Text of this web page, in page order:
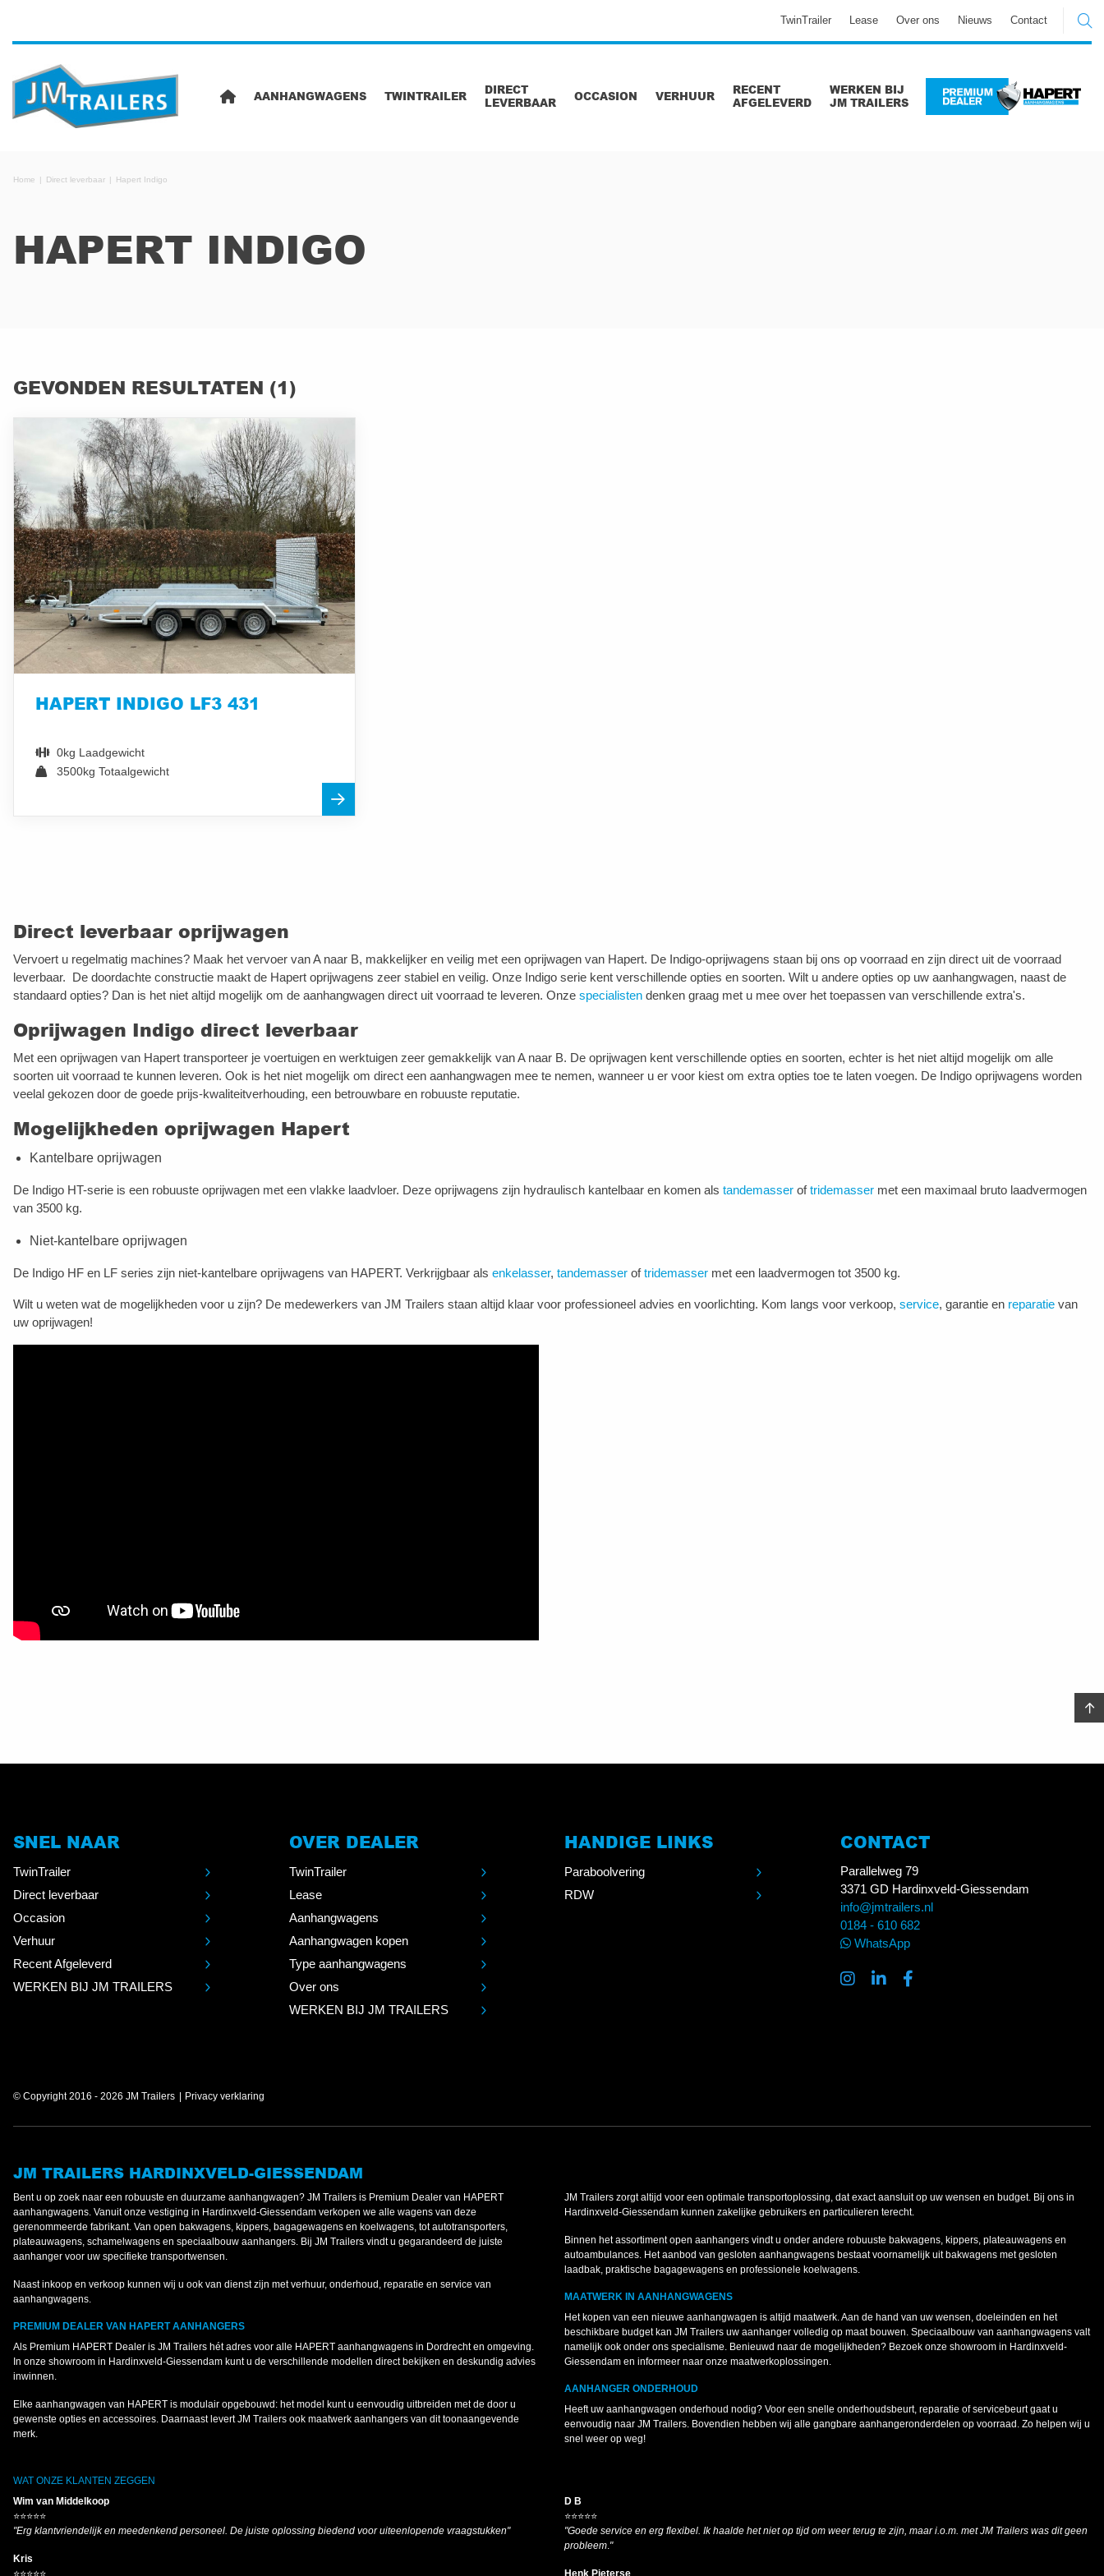
TwinTrailer Lease Over ons Nieuws Contact
AANHANGWAGENS TWINTRAILER
DIRECT
LEVERBAAR
OCCASION VERHUUR
RECENT
AFGELEVERD
WERKEN BIJ
JM TRAILERS
Home Direct leverbaar Hapert Indigo
HAPERT INDIGO
GEVONDEN RESULTATEN (1)
HAPERT INDIGO LF3 431
0kg Laadgewicht
3500kg Totaalgewicht
Direct leverbaar oprijwagen
Vervoert u regelmatig machines? Maak het vervoer van A naar B, makkelijker en veilig met een oprijwagen van Hapert. De Indigo-oprijwagens staan bij ons op voorraad en zijn direct uit de voorraad
leverbaar. De doordachte constructie maakt de Hapert oprijwagens zeer stabiel en veilig. Onze Indigo serie kent verschillende opties en soorten. Wilt u andere opties op uw aanhangwagen, naast de
standaard opties? Dan is het niet altijd mogelijk om de aanhangwagen direct uit voorraad te leveren. Onze specialisten denken graag met u mee over het toepassen van verschillende extra's.
Oprijwagen Indigo direct leverbaar
Met een oprijwagen van Hapert transporteer je voertuigen en werktuigen zeer gemakkelijk van A naar B. De oprijwagen kent verschillende opties en soorten, echter is het niet altijd mogelijk om alle
soorten uit voorraad te kunnen leveren. Ook is het niet mogelijk om direct een aanhangwagen mee te nemen, wanneer u er voor kiest om extra opties toe te laten voegen. De Indigo oprijwagens worden
veelal gekozen door de goede prijs-kwaliteitverhouding, een betrouwbare en robuuste reputatie.
Mogelijkheden oprijwagen Hapert
Kantelbare oprijwagen
De Indigo HT-serie is een robuuste oprijwagen met een vlakke laadvloer. Deze oprijwagens zijn hydraulisch kantelbaar en komen als tandemasser oftridemasser met een maximaal bruto laadvermogen
van 3500 kg.
Niet-kantelbare oprijwagen
De Indigo HF en LF series zijn niet-kantelbare oprijwagens van HAPERT. Verkrijgbaar als enkelasser, tandemasser oftridemasser met een laadvermogen tot 3500 kg.
Wilt u weten wat de mogelijkheden voor u zijn? De medewerkers van JM Trailers staan altijd klaar voor professioneel advies en voorlichting. Kom langs voor verkoop, service, garantie en reparatie van
uw oprijwagen!
SNEL NAAR
TwinTrailer
Direct leverbaar
Occasion
Verhuur
Recent Afgeleverd
WERKEN BIJ JM TRAILERS
OVER DEALER
TwinTrailer
Lease
Aanhangwagens
Aanhangwagen kopen
Type aanhangwagens
Over ons
WERKEN BIJ JM TRAILERS
HANDIGE LINKS
Paraboolvering
RDW
CONTACT
Parallelweg 79
3371 GD Hardinxveld-Giessendam
info@jmtrailers.nl
0184 - 610 682
WhatsApp
© Copyright 2016 - 2026 JM Trailers Privacy verklaring
JM TRAILERS HARDINXVELD-GIESSENDAM
Bent u op zoek naar een robuuste en duurzame aanhangwagen? JM Trailers is Premium Dealer van HAPERT
aanhangwagens. Vanuit onze vestiging in Hardinxveld-Giessendam verkopen we alle wagens van deze
gerenommeerde fabrikant. Van open bakwagens, kippers, bagagewagens en koelwagens, tot autotransporters,
plateauwagens, schamelwagens en speciaalbouw aanhangers. Bij JM Trailers vindt u gegarandeerd de juiste
aanhanger voor uw specifieke transportwensen.
Naast inkoop en verkoop kunnen wij u ook van dienst zijn met verhuur, onderhoud, reparatie en service van
aanhangwagens.
PREMIUM DEALER VAN HAPERT AANHANGERS
Als Premium HAPERT Dealer is JM Trailers hét adres voor alle HAPERT aanhangwagens in Dordrecht en omgeving.
In onze showroom in Hardinxveld-Giessendam kunt u de verschillende modellen direct bekijken en deskundig advies
inwinnen.
Elke aanhangwagen van HAPERT is modulair opgebouwd: het model kunt u eenvoudig uitbreiden met de door u
gewenste opties en accessoires. Daarnaast levert JM Trailers ook maatwerk aanhangers van dit toonaangevende
merk.
WAT ONZE KLANTEN ZEGGEN
Wim van Middelkoop
⭐⭐⭐⭐⭐
"Erg klantvriendelijk en meedenkend personeel. De juiste oplossing biedend voor uiteenlopende vraagstukken"
Kris
JM Trailers zorgt altijd voor een optimale transportoplossing, dat exact aansluit op uw wensen en budget. Bij ons in
Hardinxveld-Giessendam kunnen zakelijke gebruikers en particulieren terecht.
Binnen het assortiment open aanhangers vindt u onder andere robuuste bakwagens, kippers, plateauwagens en
autoambulances. Het aanbod van gesloten aanhangwagens bestaat voornamelijk uit bakwagens met gesloten
laadbak, praktische bagagewagens en professionele koelwagens.
MAATWERK IN AANHANGWAGENS
Het kopen van een nieuwe aanhangwagen is altijd maatwerk. Aan de hand van uw wensen, doeleinden en het
beschikbare budget kan JM Trailers uw aanhanger volledig op maat bouwen. Speciaalbouw van aanhangwagens valt
namelijk ook onder ons specialisme. Benieuwd naar de mogelijkheden? Bezoek onze showroom in Hardinxveld-
Giessendam en informeer naar onze maatwerkoplossingen.
AANHANGER ONDERHOUD
Heeft uw aanhangwagen onderhoud nodig? Voor een snelle onderhoudsbeurt, reparatie of servicebeurt gaat u
eenvoudig naar JM Trailers. Bovendien hebben wij alle gangbare aanhangeronderdelen op voorraad. Zo helpen wij u
snel weer op weg!
D B
⭐⭐⭐⭐⭐
"Goede service en erg flexibel. Ik haalde het niet op tijd om weer terug te zijn, maar i.o.m. met JM Trailers was dit geen
probleem."